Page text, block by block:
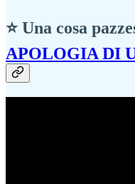
⭐ Una cosa
APOLOGIA DI